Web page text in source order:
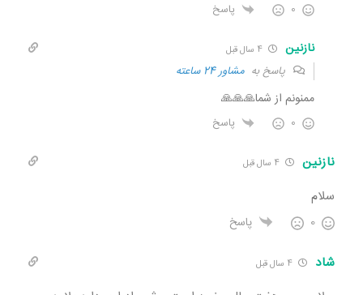
0 پاسخ
نازنین
پاسخ به مشاور 24 ساعته
ممنونم از شما🙏🙏🙏
0 پاسخ
نازنین
سلام
0 پاسخ
شاد